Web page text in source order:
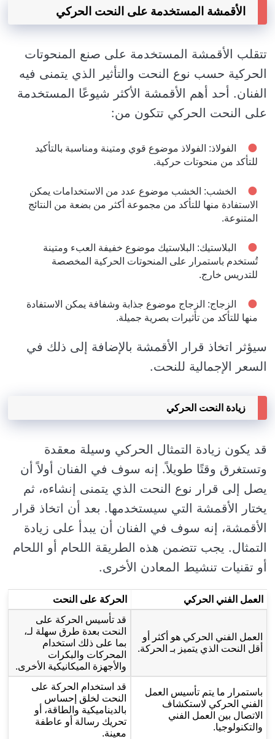
الأقمشة المستخدمة على النحت الحركي
تتقلب الأقمشة المستخدمة على صنع المنحوتات
الحركية حسب نوع النحت والتأثير الذي يتمنى فيه
الفنان. أحد أهم الأقمشة الأكثر شيوعًا المستخدمة
على النحت الحركي تتكون من:
الفولاذ: الفولاذ موضوع قوي ومتينة ومناسبة بالتأكيد
للتأكد من منحوتات حركية.
الخشب: الخشب موضوع عدد من الاستخدامات يمكن
الاستفادة منها للتأكد من مجموعة أكثر من بضعة من النتائج
المتنوعة.
البلاستيك: البلاستيك موضوع خفيفة العبء ومتينة
تُستخدم باستمرار على المنحوتات الحركية المخصصة
للتدريس خارج.
الزجاج: الزجاج موضوع جذابة وشفافة يمكن الاستفادة
منها للتأكد من تأثيرات بصرية جميلة.
سيؤثر اتخاذ قرار الأقمشة بالإضافة إلى ذلك في
السعر الإجمالية للنحت.
زيادة النحت الحركي
قد يكون زيادة التمثال الحركي وسيلة معقدة
وتستغرق وقتًا طويلاً. إنه سوف في الفنان أولاً أن
يصل إلى قرار نوع النحت الذي يتمنى إنشاءه، ثم
يختار الأقمشة التي سيستخدمها. بعد أن اتخاذ قرار
الأقمشة، إنه سوف في الفنان أن يبدأ على زيادة
التمثال. يجب تتضمن هذه الطريقة اللحام أو اللحام
أو تقنيات تنشيط المعادن الأخرى.
العمل الفني الحركي الحركة على النحت
العمل الفني الحركي هو أكثر أو
أقل النحت الذي يتميز بـ الحركة.
قد تأسيس الحركة على
النحت بعدة طرق سهلة لـ،
بما على ذلك استخدام
المحركات والبكرات
والأجهزة الميكانيكية الأخرى.
باستمرار ما يتم تأسيس العمل
الفني الحركي لاستكشاف
الاتصال بين العمل الفني
والتكنولوجيا.
قد استخدام الحركة على
النحت لخلق إحساس
بالديناميكية والطاقة، أو
تحريك رسالة أو عاطفة
معينة.